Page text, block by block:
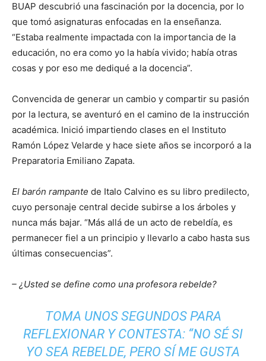
BUAP descubrió una fascinación por la docencia, por lo
que tomó asignaturas enfocadas en la enseñanza.
“Estaba realmente impactada con la importancia de la
educación, no era como yo la había vivido; había otras
cosas y por eso me dediqué a la docencia”.
Convencida de generar un cambio y compartir su pasión
por la lectura, se aventuró en el camino de la instrucción
académica. Inició impartiendo clases en el Instituto
Ramón López Velarde y hace siete años se incorporó a la
Preparatoria Emiliano Zapata.
El barón rampante de Italo Calvino es su libro predilecto,
cuyo personaje central decide subirse a los árboles y
nunca más bajar. “Más allá de un acto de rebeldía, es
permanecer fiel a un principio y llevarlo a cabo hasta sus
últimas consecuencias”.
– ¿Usted se define como una profesora rebelde?
TOMA UNOS SEGUNDOS PARA
REFLEXIONAR Y CONTESTA: “NO SÉ SI
YO SEA REBELDE, PERO SÍ ME GUSTA